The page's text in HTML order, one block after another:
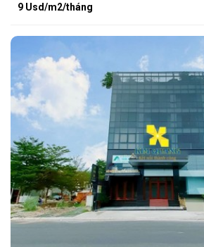
9 Usd/m2/tháng